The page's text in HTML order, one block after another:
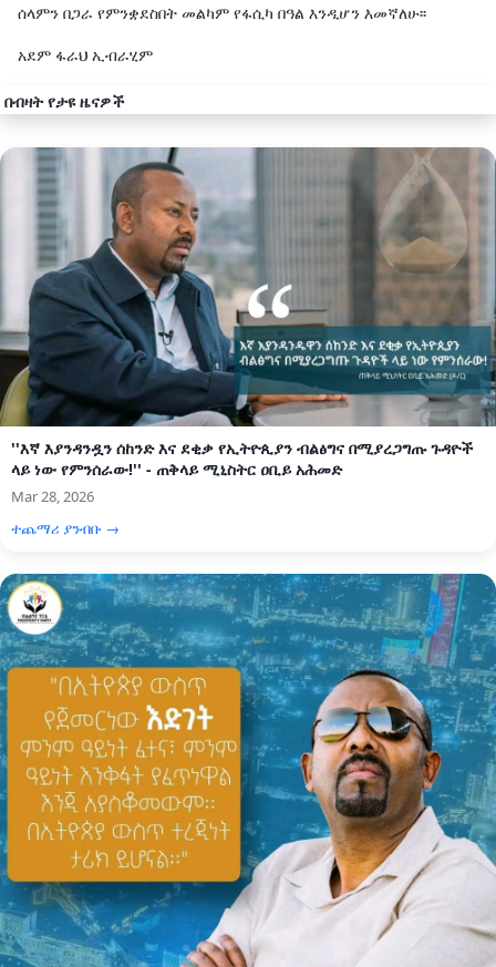
ሰላምን በጋራ የምንቋደስበት መልካም የፋሲካ በዓል እንዲሆን እመኛለሁ፡፡
አደም ፋራህ ኢብራሂም
በብዛት የታዩ ዜናዎች
''እኛ እያንዳንዷን ሰከንድ እና ደቂቃ የኢትዮጲያን ብልፅግና በሚያረጋግጡ ጉዳዮች
ላይ ነው የምንሰራው!'' - ጠቅላይ ሚኒስትር ዐቢይ አሕመድ
Mar 28, 2026
ተጨማሪ ያንብቡ →